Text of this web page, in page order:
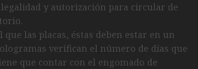
y autorización para circular de
las placas, éstas deben estar en un
verifican el número de días que
que contar con el engomado de